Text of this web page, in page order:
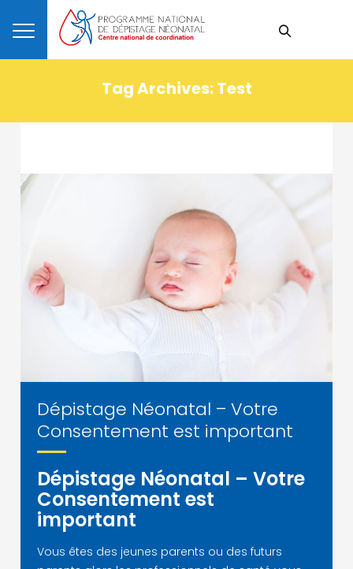
Tag Archives:Test
Dépistage Néonatal – Votre
Consentement est important
Dépistage Néonatal – Votre
Consentement est
important
Vous êtes des jeunes parents ou des futurs